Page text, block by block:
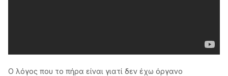
Ο λόγος που το πήρα είναι γιατί δεν έχω όργανο